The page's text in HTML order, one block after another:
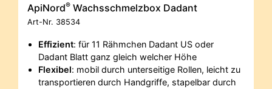
ApiNord® Wachsschmelzbox Dadant
Art-Nr. 38534
Effizient: für 11 Rähmchen Dadant US oder
Dadant Blatt ganz gleich welcher Höhe
Flexibel: mobil durch unterseitige Rollen, leicht zu
transportieren durch Handgriffe, stapelbar durch